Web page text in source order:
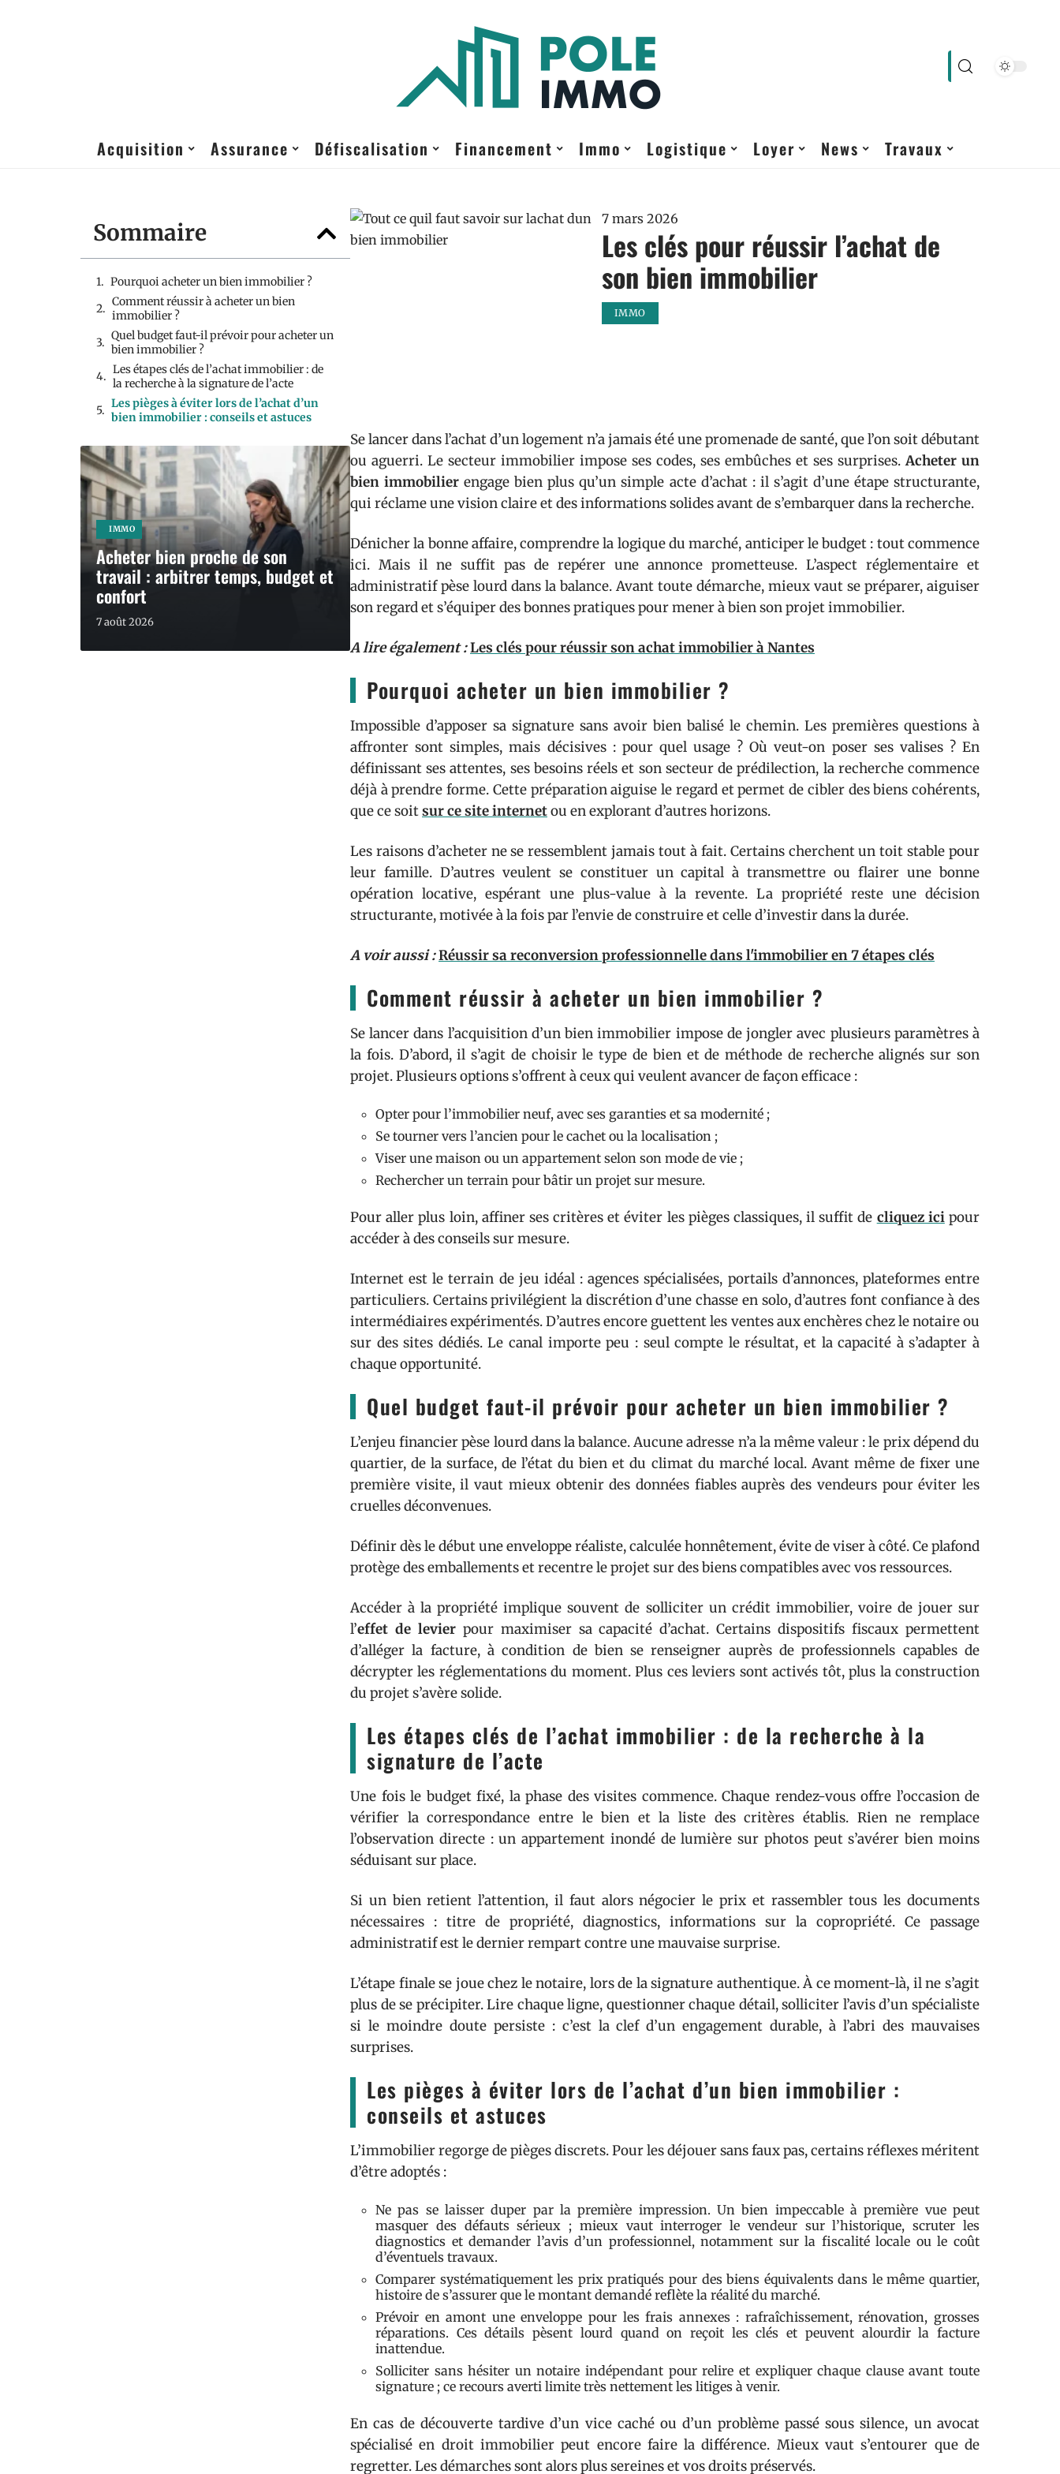
Acquisition Assurance Défiscalisation Financement Immo Logistique Loyer News Travaux
Sommaire
Pourquoi acheter un bien immobilier ?
Comment réussir à acheter un bien
immobilier ?
Quel budget faut-il prévoir pour acheter un
bien immobilier ?
Les étapes clés de l’achat immobilier : de
la recherche à la signature de l’acte
Les pièges à éviter lors de l’achat d’un
bien immobilier : conseils et astuces
IMMO
Acheter bien proche de son
travail : arbitrer temps, budget et
confort
7 août 2026
7 mars 2026
Les clés pour réussir l’achat de
son bien immobilier
IMMO
Se lancer dans l’achat d’un logement n’a jamais été une promenade de santé, que l’on soit débutant
ou aguerri. Le secteur immobilier impose ses codes, ses embûches et ses surprises.Acheter un
bien immobilier engage bien plus qu’un simple acte d’achat : il s’agit d’une étape structurante,
qui réclame une vision claire et des informations solides avant de s’embarquer dans la recherche.
Dénicher la bonne affaire, comprendre la logique du marché, anticiper le budget : tout commence
ici. Mais il ne suffit pas de repérer une annonce prometteuse. L’aspect réglementaire et
administratif pèse lourd dans la balance. Avant toute démarche, mieux vaut se préparer, aiguiser
son regard et s’équiper des bonnes pratiques pour mener à bien son projet immobilier.
A lire également :Les clés pour réussir son achat immobilier à Nantes
Pourquoi acheter un bien immobilier ?
Impossible d’apposer sa signature sans avoir bien balisé le chemin. Les premières questions à
affronter sont simples, mais décisives : pour quel usage ? Où veut-on poser ses valises ? En
définissant ses attentes, ses besoins réels et son secteur de prédilection, la recherche commence
déjà à prendre forme. Cette préparation aiguise le regard et permet de cibler des biens cohérents,
que ce soitsur ce site internetou en explorant d’autres horizons.
Les raisons d’acheter ne se ressemblent jamais tout à fait. Certains cherchent un toit stable pour
leur famille. D’autres veulent se constituer un capital à transmettre ou flairer une bonne
opération locative, espérant une plus-value à la revente. La propriété reste une décision
structurante, motivée à la fois par l’envie de construire et celle d’investir dans la durée.
A voir aussi :Réussir sa reconversion professionnelle dans l'immobilier en 7 étapes clés
Comment réussir à acheter un bien immobilier ?
Se lancer dans l’acquisition d’un bien immobilier impose de jongler avec plusieurs paramètres à
la fois. D’abord, il s’agit de choisir le type de bien et de méthode de recherche alignés sur son
projet. Plusieurs options s’offrent à ceux qui veulent avancer de façon efficace :
Opter pour l’immobilier neuf, avec ses garanties et sa modernité ;
Se tourner vers l’ancien pour le cachet ou la localisation ;
Viser une maison ou un appartement selon son mode de vie ;
Rechercher un terrain pour bâtir un projet sur mesure.
Pour aller plus loin, affiner ses critères et éviter les pièges classiques, il suffit de cliquez icipour
accéder à des conseils sur mesure.
Internet est le terrain de jeu idéal : agences spécialisées, portails d’annonces, plateformes entre
particuliers. Certains privilégient la discrétion d’une chasse en solo, d’autres font confiance à des
intermédiaires expérimentés. D’autres encore guettent les ventes aux enchères chez le notaire ou
sur des sites dédiés. Le canal importe peu : seul compte le résultat, et la capacité à s’adapter à
chaque opportunité.
Quel budget faut-il prévoir pour acheter un bien immobilier ?
L’enjeu financier pèse lourd dans la balance. Aucune adresse n’a la même valeur : le prix dépend du
quartier, de la surface, de l’état du bien et du climat du marché local. Avant même de fixer une
première visite, il vaut mieux obtenir des données fiables auprès des vendeurs pour éviter les
cruelles déconvenues.
Définir dès le début une enveloppe réaliste, calculée honnêtement, évite de viser à côté. Ce plafond
protège des emballements et recentre le projet sur des biens compatibles avec vos ressources.
Accéder à la propriété implique souvent de solliciter un crédit immobilier, voire de jouer sur
l’effet de levierpour maximiser sa capacité d’achat. Certains dispositifs fiscaux permettent
d’alléger la facture, à condition de bien se renseigner auprès de professionnels capables de
décrypter les réglementations du moment. Plus ces leviers sont activés tôt, plus la construction
du projet s’avère solide.
Les étapes clés de l’achat immobilier : de la recherche à la
signature de l’acte
Une fois le budget fixé, la phase des visites commence. Chaque rendez-vous offre l’occasion de
vérifier la correspondance entre le bien et la liste des critères établis. Rien ne remplace
l’observation directe : un appartement inondé de lumière sur photos peut s’avérer bien moins
séduisant sur place.
Si un bien retient l’attention, il faut alors négocier le prix et rassembler tous les documents
nécessaires : titre de propriété, diagnostics, informations sur la copropriété. Ce passage
administratif est le dernier rempart contre une mauvaise surprise.
L’étape finale se joue chez le notaire, lors de la signature authentique. À ce moment-là, il ne s’agit
plus de se précipiter. Lire chaque ligne, questionner chaque détail, solliciter l’avis d’un spécialiste
si le moindre doute persiste : c’est la clef d’un engagement durable, à l’abri des mauvaises
surprises.
Les pièges à éviter lors de l’achat d’un bien immobilier :
conseils et astuces
L’immobilier regorge de pièges discrets. Pour les déjouer sans faux pas, certains réflexes méritent
d’être adoptés :
Ne pas se laisser duper par la première impression. Un bien impeccable à première vue peut
masquer des défauts sérieux ; mieux vaut interroger le vendeur sur l’historique, scruter les
diagnostics et demander l’avis d’un professionnel, notamment sur la fiscalité locale ou le coût
d’éventuels travaux.
Comparer systématiquement les prix pratiqués pour des biens équivalents dans le même quartier,
histoire de s’assurer que le montant demandé reflète la réalité du marché.
Prévoir en amont une enveloppe pour les frais annexes : rafraîchissement, rénovation, grosses
réparations. Ces détails pèsent lourd quand on reçoit les clés et peuvent alourdir la facture
inattendue.
Solliciter sans hésiter un notaire indépendant pour relire et expliquer chaque clause avant toute
signature ; ce recours averti limite très nettement les litiges à venir.
En cas de découverte tardive d’un vice caché ou d’un problème passé sous silence, un avocat
spécialisé en droit immobilier peut encore faire la différence. Mieux vaut s’entourer que de
regretter. Les démarches sont alors plus sereines et vos droits préservés.